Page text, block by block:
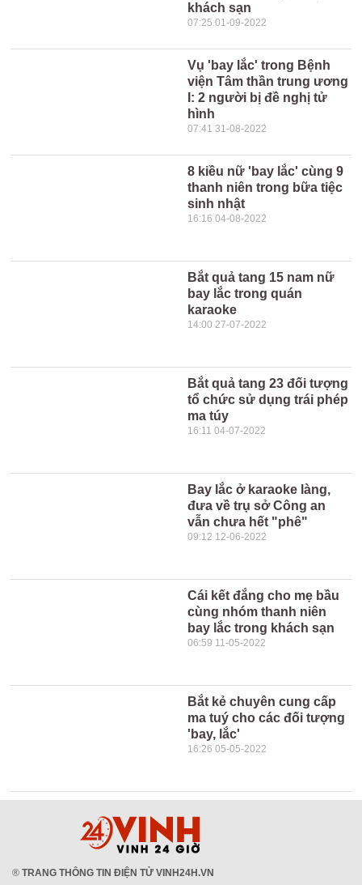
khách sạn
07:25 01-09-2022
Vụ 'bay lắc' trong Bệnh
viện Tâm thần trung ương
I: 2 người bị đề nghị tử
hình
07:41 31-08-2022
8 kiều nữ 'bay lắc' cùng 9
thanh niên trong bữa tiệc
sinh nhật
16:16 04-08-2022
Bắt quả tang 15 nam nữ
bay lắc trong quán
karaoke
14:00 27-07-2022
Bắt quả tang 23 đối tượng
tổ chức sử dụng trái phép
ma túy
16:11 04-07-2022
Bay lắc ở karaoke làng,
đưa về trụ sở Công an
vẫn chưa hết "phê"
09:12 12-06-2022
Cái kết đắng cho mẹ bầu
cùng nhóm thanh niên
bay lắc trong khách sạn
06:59 11-05-2022
Bắt kẻ chuyên cung cấp
ma tuý cho các đối tượng
'bay, lắc'
16:26 05-05-2022
® TRANG THÔNG TIN ĐIỆN TỬ VINH24H.VN